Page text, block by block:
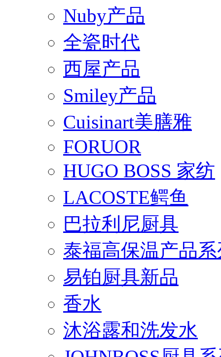
Nuby产品
全瓷时代
西屋产品
Smiley产品
Cuisinart美膳雅
FORUOR
HUGO BOSS 家纺
LACOSTE鳄鱼
巴拉利尼厨具
泰福高保温产品
易铂厨具新品
香水
沐浴露和洗发水